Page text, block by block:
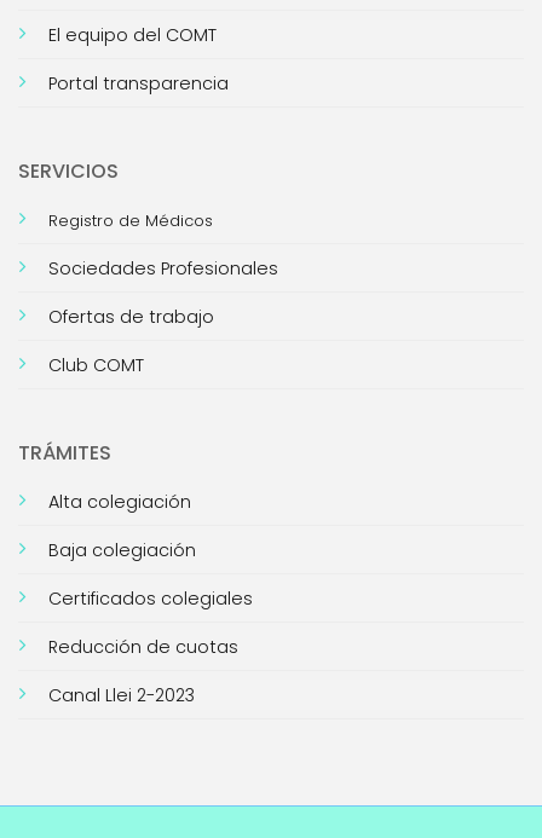
El equipo del COMT
Portal transparencia
SERVICIOS
Registro de Médicos
Sociedades Profesionales
Ofertas de trabajo
Club COMT
TRÁMITES
Alta colegiación
Baja colegiación
Certificados colegiales
Reducción de cuotas
Canal Llei 2-2023